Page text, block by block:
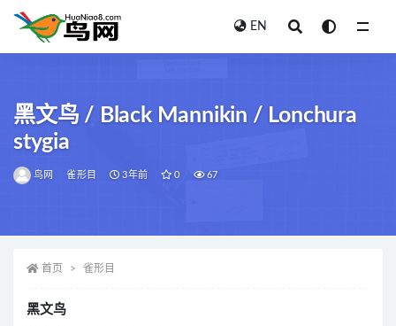
EN
黑文鸟 / Black Mannikin / Lonchura
stygia
鸟网 雀形目 3年前 0 67
首页 雀形目
黑文鸟